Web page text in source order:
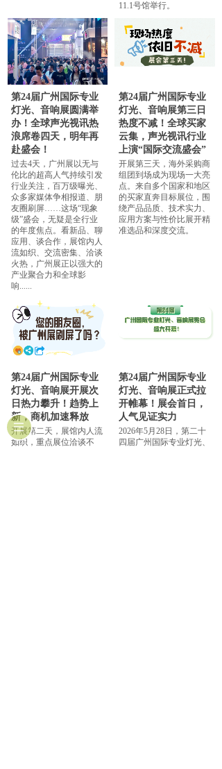
11.1号馆举行。
第24届广州国际专业
灯光、音响展圆满举
办！全球声光视讯热
浪席卷四天，明年再
赴盛会！
过去4天，广州展以无与
伦比的超高人气持续引发
行业关注，百万级曝光、
众多家媒体争相报道、朋
友圈刷屏……这场“现象
级”盛会，无疑是全行业
的年度焦点。看新品、聊
应用、谈合作，展馆内人
流如织、交流密集、洽谈
火热，广州展正以强大的
产业聚合力和全球影
响......
第24届广州国际专业
灯光、音响展第三日
热度不减！全球买家
云集，声光视讯行业
上演“国际交流盛会”
开展第三天，海外采购商
组团到场成为现场一大亮
点。来自多个国家和地区
的买家直奔目标展位，围
绕产品品质、技术实力、
应用方案与性价比展开精
准选品和深度交流。
第24届广州国际专业
灯光、音响展开展次
日热力攀升！趋势上
新，商机加速释放
开展第二天，展馆内人流
如织，重点展位洽谈不
第24届广州国际专业
灯光、音响展正式拉
开帷幕！展会首日，
人气见证实力
2026年5月28日，第二十
四届广州国际专业灯光、